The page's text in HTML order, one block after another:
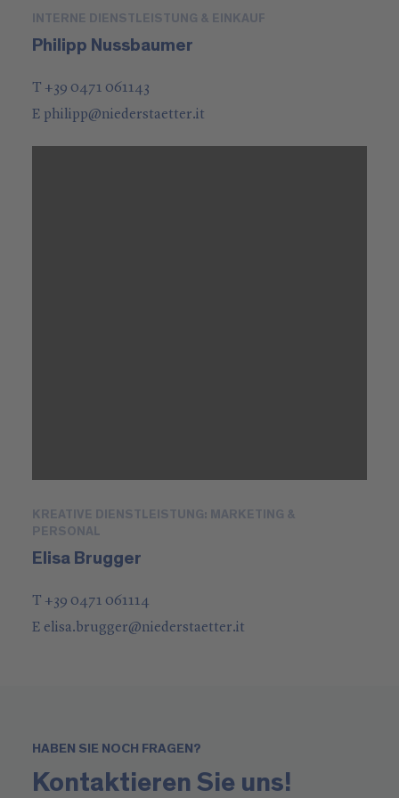
INTERNE DIENSTLEISTUNG & EINKAUF
Philipp Nussbaumer
T +39 0471 061143
E philipp@niederstaetter.it
KREATIVE DIENSTLEISTUNG: MARKETING &
PERSONAL
Elisa Brugger
T +39 0471 061114
E elisa.brugger@niederstaetter.it
HABEN SIE NOCH FRAGEN?
Kontaktieren Sie uns!